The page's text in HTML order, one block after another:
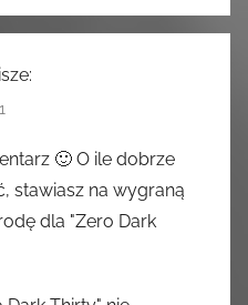
🙂 O ile dobrze
stawiasz na wygraną
dla "Zero Dark